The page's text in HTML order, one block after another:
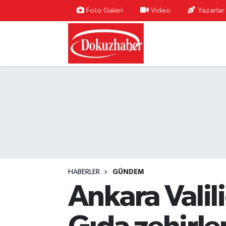
Foto Galeri Video Yazarlar
HABERLER GÜNDEM
Ankara
Hava Durumu
Trafik Durumu